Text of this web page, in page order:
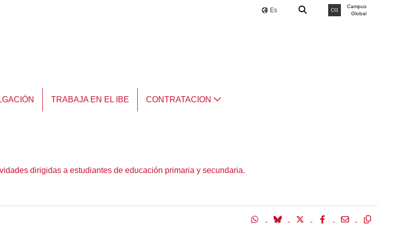
Es CG
Campus
Global
TRABAJA EN EL IBE CONTRATACION
dirigidas a estudiantes de educación primaria y secundaria.